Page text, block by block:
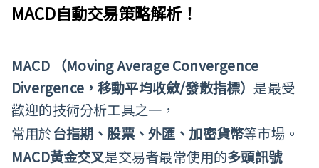
MACD自動交易策略解析！
MACD
（Moving Average Convergence
Divergence，移動平均收斂/發散指標）是最受
歡迎的技術分析工具之一，
常用於台指期、股票、外匯、加密貨幣等市場。
MACD黃金交叉是交易者最常使用的多頭訊號